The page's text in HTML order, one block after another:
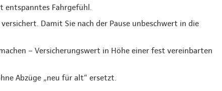
entspanntes Fahrgefühl.
Damit Sie nach der Pause unbeschwert in die
– Versicherungswert in Höhe einer fest vereinbarten
Abzüge „neu für alt“ ersetzt.